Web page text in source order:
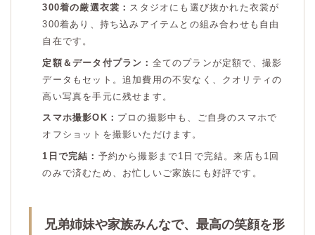
300着の厳選衣裳： スタジオにも選び抜かれた衣裳が
300着あり、持ち込みアイテムとの組み合わせも自由
自在です。
定額＆データ付プラン： 全てのプランが定額で、撮影
データもセット。追加費用の不安なく、クオリティの
高い写真を手元に残せます。
スマホ撮影OK： プロの撮影中も、ご自身のスマホで
オフショットを撮影いただけます。
1日で完結： 予約から撮影まで1日で完結。来店も1回
のみで済むため、お忙しいご家族にも好評です。
兄弟姉妹や家族みんなで、最高の笑顔を形